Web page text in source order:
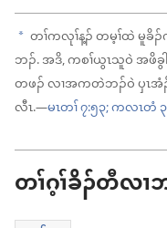
a တၢ်ကလုၢ်န့ၣ်​ တမ့ၢ်ထဲ မူခိ
ဘၣ်. အဒိ, ကစၢ်ယွၤသူဝဲ အဖိ
တဖၣ်​ လၢအကတဲဘၣ်ဝဲ ပှၤအံ
လီၤ.—မၤတၢ် ၇:၅၃;ကလၤတံ ၃
တၢ်ဂ့ၢ်ခိၣ်တီလ